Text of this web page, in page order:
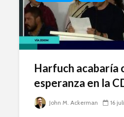
Harfuch acabaría
esperanza en la
John M. Ackerman 16